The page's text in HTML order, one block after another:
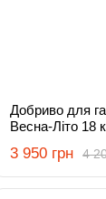
Добриво для
Весна-Літо 18
4
3 950 грн